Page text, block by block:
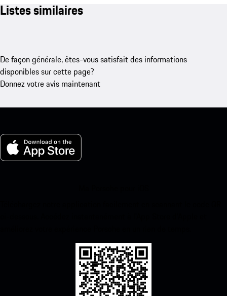
Listes similaires
De façon générale, êtes-vous satisfait des informations
disponibles sur cette page?
Donnez votre avis maintenant